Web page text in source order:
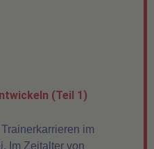
(Teil 1)
im
Im Zeitalter von